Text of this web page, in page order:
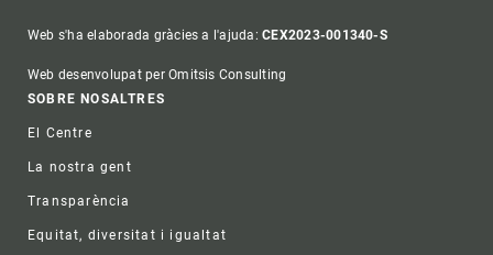
Web s'ha elaborada gràcies a l'ajuda:CEX2023-001340-S
Web desenvolupat per Omitsis Consulting
Footer
SOBRE NOSALTRES
El Centre
La nostra gent
Transparència
Equitat, diversitat i igualtat